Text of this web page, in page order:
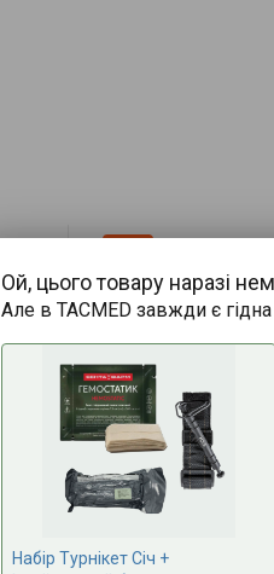
Ой, цього товару наразі
Але в TACMED завжди є гідна
Набір Турнікет Січ +